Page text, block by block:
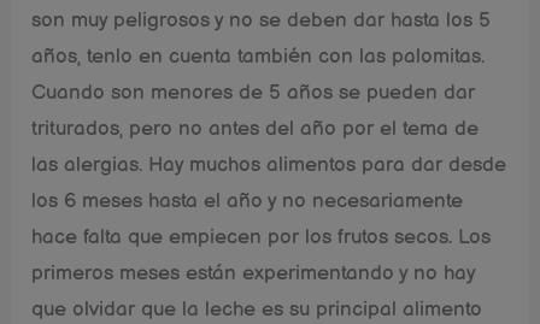
son muy peligrosos y no se deben dar hasta los 5
años, tenlo en cuenta también con las palomitas.
Cuando son menores de 5 años se pueden dar
triturados, pero no antes del año por el tema de
las alergias. Hay muchos alimentos para dar desde
los 6 meses hasta el año y no necesariamente
hace falta que empiecen por los frutos secos. Los
primeros meses están experimentando y no hay
que olvidar que la leche es su principal alimento